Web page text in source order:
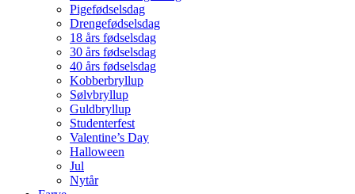
Pigefødselsdag
Drengefødselsdag
18 års fødselsdag
30 års fødselsdag
40 års fødselsdag
Kobberbryllup
Sølvbryllup
Guldbryllup
Studenterfest
Valentine’s Day
Halloween
Jul
Nytår